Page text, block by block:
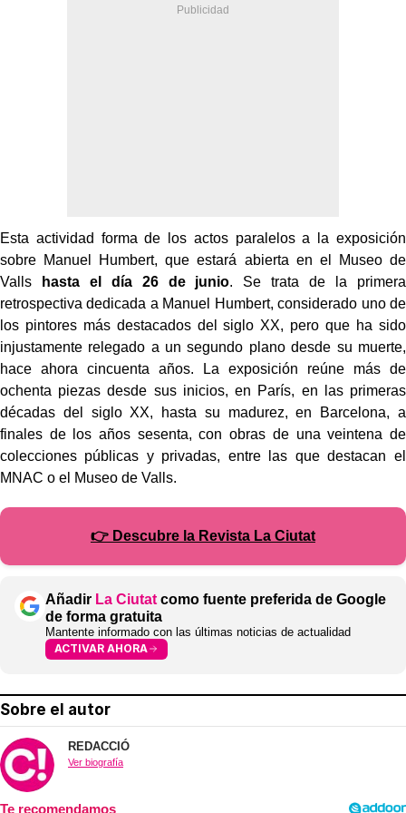
Esta actividad forma de los actos paralelos a la exposición
sobre Manuel Humbert, que estará abierta en el Museo de
Valls
hasta el día 26 de junio. Se trata de la primera
retrospectiva dedicada a Manuel Humbert, considerado uno de
los pintores más destacados del siglo XX, pero que ha sido
injustamente relegado a un segundo plano desde su muerte,
hace ahora cincuenta años. La exposición reúne más de
ochenta piezas desde sus inicios, en París, en las primeras
décadas del siglo XX, hasta su madurez, en Barcelona, a
finales de los años sesenta, con obras de una veintena de
colecciones públicas y privadas, entre las que destacan el
MNAC o el Museo de Valls.
👉 Descubre la Revista La Ciutat
Añadir La Ciutat como fuente preferida de Google
de forma gratuita
Mantente informado con las últimas noticias de actualidad
ACTIVAR AHORA
Sobre el autor
REDACCIÓ
Ver biografía